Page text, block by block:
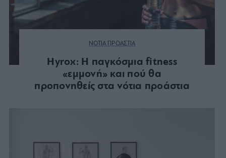
ΝΟΤΙΑ ΠΡΟΑΣΤΙΑ
Hyrox: Η παγκόσμια fitness
«εμμονή» και πού θα
προπονηθείς στα νότια προάστια